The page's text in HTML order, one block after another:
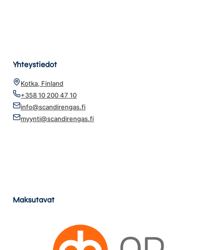
Yhteystiedot
Kotka, Finland
+358 10 200 47 10
info@scandirengas.fi
myynti@scandirengas.fi
Maksutavat